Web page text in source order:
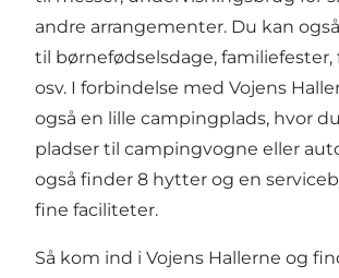
andre arrangementer. Du kan
til børnefødselsdage,
osv. I forbindelse med Vojens
også en lille campingplads, hvor
pladser til campingvogne eller
også finder 8 hytter og en
fine faciliteter.
Så kom ind i Vojens Hallerne og